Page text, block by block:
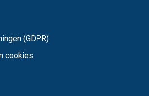
(GDPR)
cookies